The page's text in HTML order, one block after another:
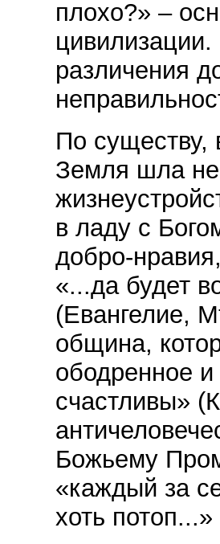
плохо?» –
цивилизации.
различения
По существу,
Земля шла
в ладу с
добро-
«...да будет
(Евангелие,
община,
ободренное
счастливы»
Божьему
«каждый за
хоть потоп...»